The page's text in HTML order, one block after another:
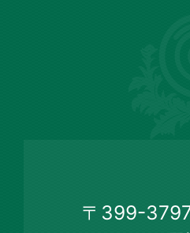
Town
〒399-